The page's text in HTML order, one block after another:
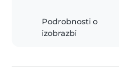
Podrobnosti o
izobrazbi